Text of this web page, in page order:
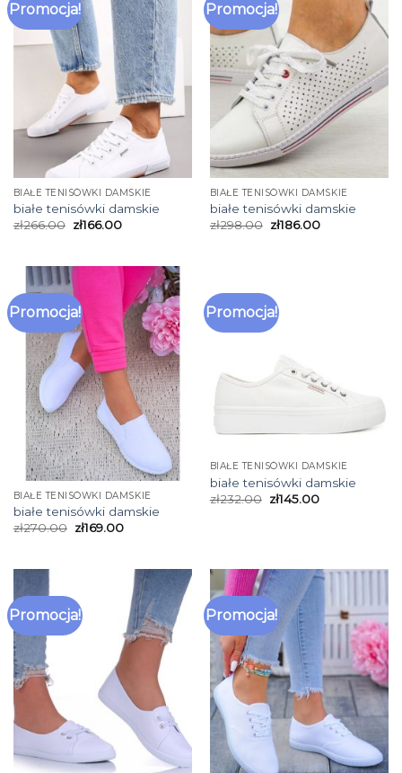
Promocja!
BIAŁE TENISÓWKI DAMSKIE
białe tenisówki damskie
zł266.00 zł166.00
Promocja!
BIAŁE TENISÓWKI DAMSKIE
białe tenisówki damskie
zł298.00 zł186.00
Promocja!
BIAŁE TENISÓWKI DAMSKIE
białe tenisówki damskie
zł270.00 zł169.00
Promocja!
BIAŁE TENISÓWKI DAMSKIE
białe tenisówki damskie
zł232.00 zł145.00
Promocja! Promocja!